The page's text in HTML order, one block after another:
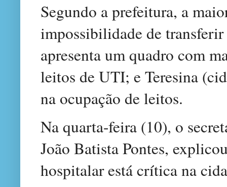
Segundo a prefeitura, a
impossibilidade de
apresenta um quadro com
leitos de UTI; e Teresina
na ocupação de leitos.
Na quarta-feira (10), o
João Batista Pontes,
hospitalar está crítica na